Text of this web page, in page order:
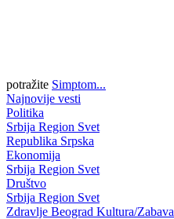
potražite Simptom...
Najnovije vesti
Politika
Srbija Region Svet
Republika Srpska
Ekonomija
Srbija Region Svet
Društvo
Srbija Region Svet
Zdravlje Beograd Kultura/Zabava